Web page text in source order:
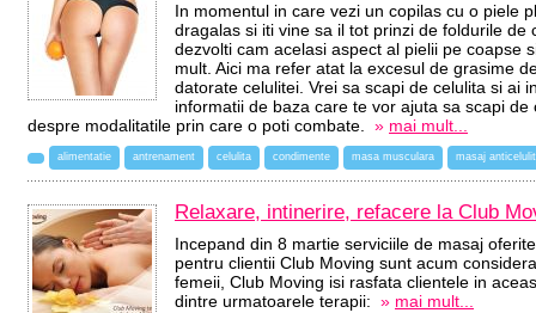
In momentul in care vezi un copilas cu o piele
dragalas si iti vine sa il tot prinzi de foldurile
dezvolti cam acelasi aspect al pielii pe coapse
mult. Aici ma refer atat la excesul de grasime
datorate celulitei. Vrei sa scapi de celulita si ai
informatii de baza care te vor ajuta sa scapi
despre modalitatile prin care o poti combate. » mai mult...
alimentatie antrenament celulita condimente masa musculara masaj
Relaxare, intinerire, refacere la Club
Incepand din 8 martie serviciile de masaj
pentru clientii Club Moving sunt acum
femeii, Club Moving isi rasfata clientele in
dintre urmatoarele terapii: » mai mult...